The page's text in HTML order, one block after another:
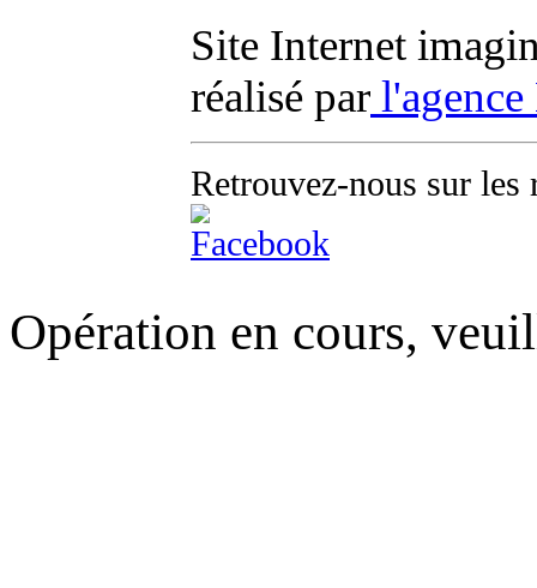
Site Internet
réalisé par
Retrouvez-nous sur les
Opération en cours,